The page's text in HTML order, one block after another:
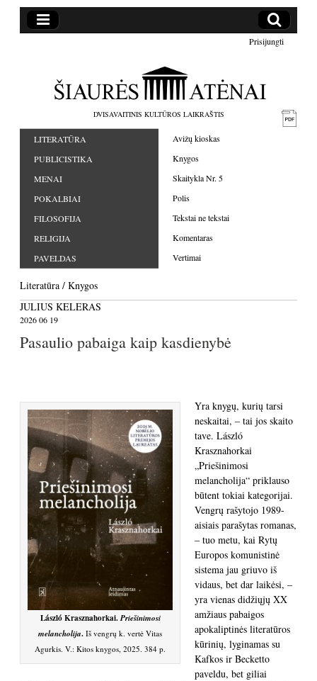
Prisijungti
DVISAVAITINIS KULTŪROS LAIKRAŠTIS
LITERATŪRA
PUBLICISTIKA
MENAI
POKALBIAI
FILOSOFIJA
RELIGIJA
PAVELDAS
Avižų kioskas
Knygos
Skaitykla Nr. 5
Polis
Tekstai ne tekstai
Komentaras
Vertimai
Literatūra / Knygos
JULIUS KELERAS
2026 06 19
Pasaulio pabaiga kaip kasdienybė
László Krasznahorkai.Priešinimosi
melancholija. Iš vengrų k. vertė Vitas
Agurkis. V.: Kitos knygos, 2025. 384 p.
Yra knygų, kurių tarsi
neskaitai, – tai jos skaito
tave. László
Krasznahorkai
„Priešinimosi
melancholija“ priklauso
būtent tokiai kategorijai.
Vengrų rašytojo 1989-
aisiais parašytas romanas,
– tuo metu, kai Rytų
Europos komunistinė
sistema jau griuvo iš
vidaus, bet dar laikėsi, –
yra vienas didžiųjų XX
amžiaus pabaigos
apokaliptinės literatūros
kūrinių, lyginamas su
Kafkos ir Becketto
paveldu, bet giliai